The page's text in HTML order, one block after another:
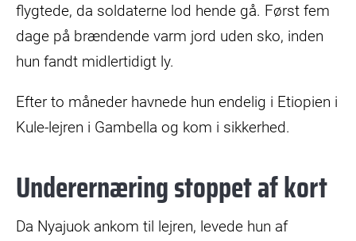
flygtede, da soldaterne lod hende gå. Først fem
dage på brændende varm jord uden sko, inden
hun fandt midlertidigt ly.
Efter to måneder havnede hun endelig i Etiopien i
Kule-lejren i Gambella og kom i sikkerhed.
Underernæring stoppet af kort
Da Nyajuok ankom til lejren, levede hun af